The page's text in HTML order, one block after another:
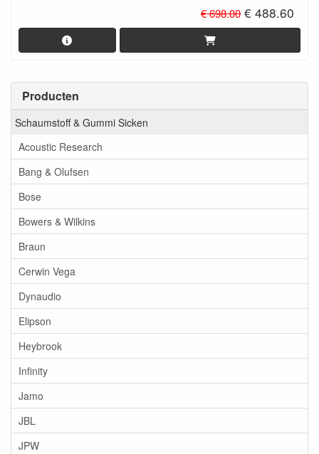
Producten
Schaumstoff & Gummi Sicken
Acoustic Research
Bang & Olufsen
Bose
Bowers & Wilkins
Braun
Cerwin Vega
Dynaudio
Elipson
Heybrook
Infinity
Jamo
JBL
JPW
€ 698.00 € 488.60